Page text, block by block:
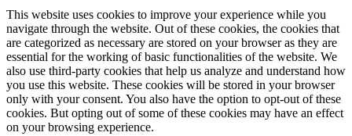
This website uses cookies to improve your experience while you
navigate through the website. Out of these cookies, the cookies that
are categorized as necessary are stored on your browser as they are
essential for the working of basic functionalities of the website. We
also use third-party cookies that help us analyze and understand how
you use this website. These cookies will be stored in your browser
only with your consent. You also have the option to opt-out of these
cookies. But opting out of some of these cookies may have an effect
on your browsing experience.